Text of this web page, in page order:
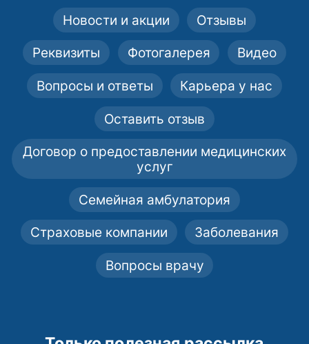
Новости и акции Отзывы
Реквизиты Фотогалерея Видео
Вопросы и ответы Карьера у нас
Оставить отзыв
Договор о предоставлении медицинских
услуг
Семейная амбулатория
Страховые компании Заболевания
Вопросы врачу